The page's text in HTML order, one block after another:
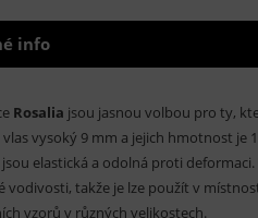
info
Rosalia jsou jasnou volbou pro ty,
vysoký 9 mm a jejich hmotnost je
elastická a odolná proti
vodivosti, takže je lze použít v
vzorů v různých velikostech.